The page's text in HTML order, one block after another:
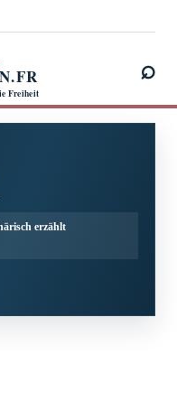
Freiheit
⌕
erzählt